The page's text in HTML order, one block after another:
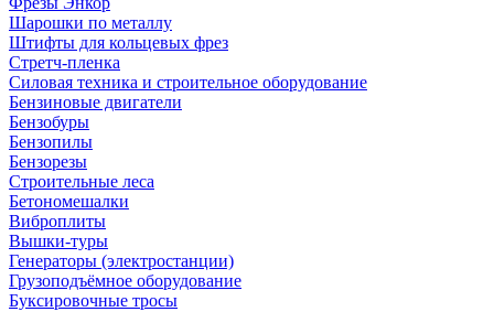
Шарошки по металлу
Штифты для кольцевых фрез
Стретч-пленка
Силовая техника и строительное оборудование
Бензиновые двигатели
Бензобуры
Бензопилы
Бензорезы
Строительные леса
Бетономешалки
Виброплиты
Вышки-туры
Генераторы (электростанции)
Грузоподъёмное оборудование
Буксировочные тросы